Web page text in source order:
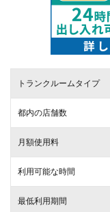
トランクルームタイプ
都内の店舗数
月額使用料
利用可能な時間
最低利用期間